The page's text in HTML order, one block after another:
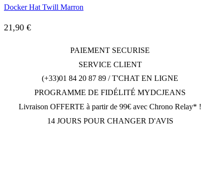
Docker Hat Twill Marron
21,90 €
PAIEMENT SECURISE
SERVICE CLIENT
(+33)01 84 20 87 89 / T'CHAT EN LIGNE
PROGRAMME DE FIDÉLITÉ MYDCJEANS
Livraison OFFERTE à partir de 99€ avec Chrono Relay* !
14 JOURS POUR CHANGER D'AVIS